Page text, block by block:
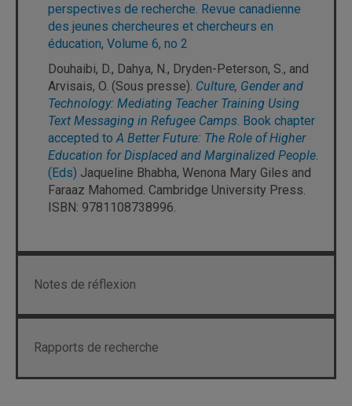
perspectives de recherche. Revue canadienne
des jeunes chercheures et chercheurs en
éducation, Volume 6, no 2
Douhaibi, D., Dahya, N., Dryden-Peterson, S., and
Arvisais, O. (Sous presse). Culture, Gender and
Technology: Mediating Teacher Training Using
Text Messaging in Refugee Camps . Book chapter
accepted to A Better Future: The Role of Higher
Education for Displaced and Marginalized People
(Eds) Jaqueline Bhabha, Wenona Mary Giles and
Faraaz Mahomed. Cambridge University Press.
ISBN: 9781108738996.
Notes de réflexion
Rapports de recherche